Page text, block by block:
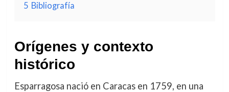
5 Bibliografía
Orígenes y contexto
histórico
Esparragosa nació en Caracas en 1759, en una